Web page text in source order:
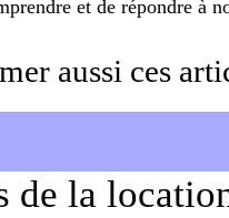
et de répondre à
aussi ces
de la